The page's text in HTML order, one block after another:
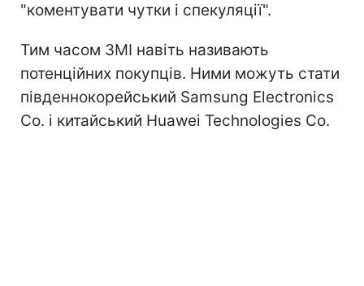
"коментувати чутки і спекуляції".
Тим часом ЗМІ навіть називають
потенційних покупців. Ними можуть стати
південнокорейський Samsung Electronics
Co. і китайський Huawei Technologies Co.